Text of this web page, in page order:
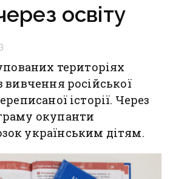
освіту
територіях
вивчення російської
історії. Через
окупанти
українським дітям.